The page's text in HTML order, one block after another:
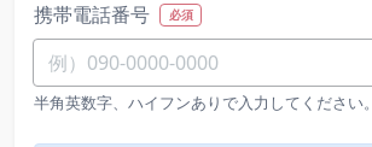
携帯電話番号 必須
半角英数字、ハイフンありで入力してください。